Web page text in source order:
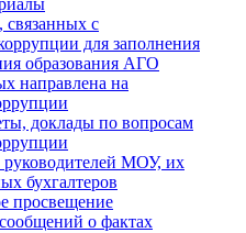
с
для заполнения
образования АГО
направлена на
доклады по вопросам
МОУ, их
бухгалтеров
просвещение
о фактах